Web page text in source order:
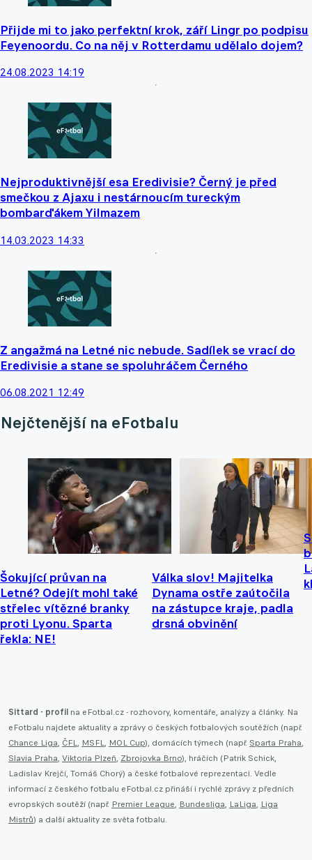
Přijde mi to jako perfektní krok, září Lingr po podpisu
Feyenoordu. Co na něj v Rotterdamu udělalo dojem?
24.08.2023 14:19
Nejproduktivnější esa Eredivisie? Černý je před
smečkou z Ajaxu i nestárnoucím tureckým
bombarďákem Yilmazem
14.03.2023 14:33
Z angažmá na Letné nic nebude. Sadílek se vrací do
Eredivisie a stane se spoluhráčem Černého
06.08.2021 12:49
Nejčtenější na eFotbalu
Šokující průvan na
Letné? Odejít mohl také
střelec vítězné branky
proti Lyonu. Sparta
řekla: NE!
Válka slov! Majitelka
Dynama ostře zaútočila
na zástupce kraje, padla
drsná obvinění
Sittard - profil na eFotbal.cz - rozhovory, komentáře, analýzy a články. Na
eFotbalu najdete aktuality a zprávy o českých fotbalových soutěžích (např.
Chance Liga, ČFL, MSFL, MOL Cup), domácích týmech (např. Sparta Praha,
Slavia Praha, Viktoria Plzeň, Zbrojovka Brno), hráčích (Patrik Schick,
Ladislav Krejčí, Tomáš Chorý) a české fotbalové reprezentaci. Vedle
informací z českého fotbalu eFotbal.cz přináší i rychlé zprávy z předních
evropských soutěží (např. Premier League, Bundesliga, LaLiga, Liga
Mistrů) a další aktuality ze světa fotbalu.